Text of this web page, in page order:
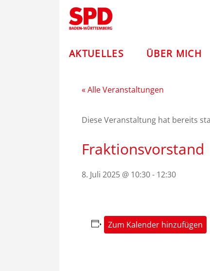
Andreas
AKTUELLES ÜBER MICH
« Alle Veranstaltungen
Diese Veranstaltung hat bereits
Fraktionsvorstand
8. Juli 2025 @ 10:30- 12:30
Zum Kalender hinzufügen